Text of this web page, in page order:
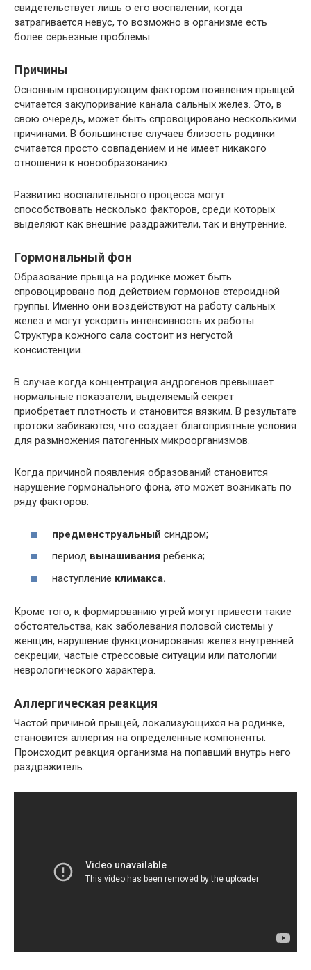
свидетельствует лишь о его воспалении, когда
затрагивается невус, то возможно в организме есть
более серьезные проблемы.
Причины
Основным провоцирующим фактором появления прыщей
считается закупоривание канала сальных желез. Это, в
свою очередь, может быть спровоцировано несколькими
причинами. В большинстве случаев близость родинки
считается просто совпадением и не имеет никакого
отношения к новообразованию.
Развитию воспалительного процесса могут
способствовать несколько факторов, среди которых
выделяют как внешние раздражители, так и внутренние.
Гормональный фон
Образование прыща на родинке может быть
спровоцировано под действием гормонов стероидной
группы. Именно они воздействуют на работу сальных
желез и могут ускорить интенсивность их работы.
Структура кожного сала состоит из негустой
консистенции.
В случае когда концентрация андрогенов превышает
нормальные показатели, выделяемый секрет
приобретает плотность и становится вязким. В результате
протоки забиваются, что создает благоприятные условия
для размножения патогенных микроорганизмов.
Когда причиной появления образований становится
нарушение гормонального фона, это может возникать по
ряду факторов:
предменструальный синдром;
период вынашивания ребенка;
наступление климакса.
Кроме того, к формированию угрей могут привести такие
обстоятельства, как заболевания половой системы у
женщин, нарушение функционирования желез внутренней
секреции, частые стрессовые ситуации или патологии
неврологического характера.
Аллергическая реакция
Частой причиной прыщей, локализующихся на родинке,
становится аллергия на определенные компоненты.
Происходит реакция организма на попавший внутрь него
раздражитель.